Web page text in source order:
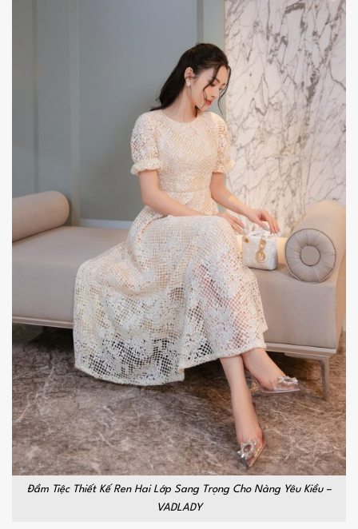
Đầm Tiệc Thiết Kế Ren Hai Lớp Sang Trọng Cho Nàng Yêu Kiều –
VADLADY